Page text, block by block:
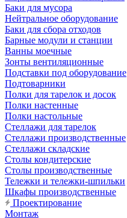
Баки для мусора
Нейтральное оборудование
Баки для сбора отходов
Барные модули и станции
Ванны моечные
Зонты вентиляционные
Подставки под оборудование
Подтоварники
Полки для тарелок и досок
Полки настенные
Полки настольные
Стеллажи для тарелок
Стеллажи производственные
Стеллажи складские
Столы кондитерские
Столы производственные
Тележки и тележки-шпильки
Шкафы производственные
Проектирование
Монтаж